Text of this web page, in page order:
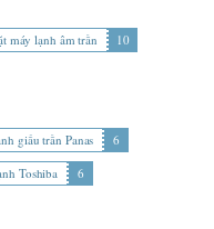
máy lạnh âm trần
10
giấu trần Panas
6
Toshiba
6